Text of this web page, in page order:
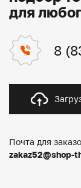
для
8
Почта для
zakaz52@shop-